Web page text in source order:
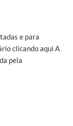
e para
clicando aqui A
pela